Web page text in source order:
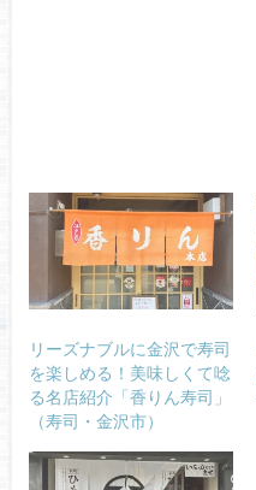
リーズナブルに金沢で寿司
を楽しめる！美味しくて唸
る名店紹介「香りん寿司」
（寿司・金沢市）